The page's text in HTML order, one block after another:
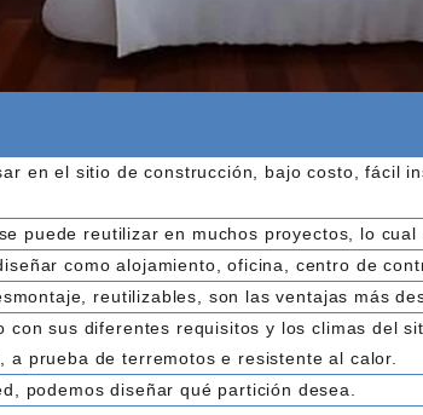
en el sitio de construcción, bajo costo, fácil
puede reutilizar en muchos proyectos, lo cual
como alojamiento, oficina, centro de
reutilizables, son las ventajas más
sus diferentes requisitos y los climas del
prueba de terremotos e resistente al calor.
podemos diseñar qué partición desea.